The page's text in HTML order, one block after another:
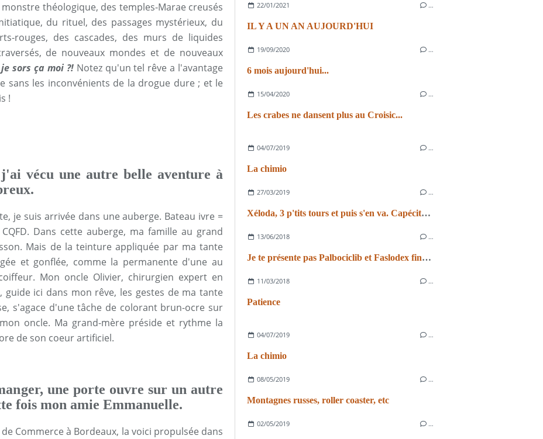
théologique, des temples-Marae creusés
du rituel, des passages mystérieux, du
rouges, des cascades, des murs de liquides
de nouveaux mondes et de nouveaux
sors ça moi ?!Notez qu'un tel rêve a l'avantage
sans les inconvénients de la drogue dure ; et le
!
vécu une autre belle aventure à
je suis arrivée dans une auberge. Bateau ivre =
Dans cette auberge, ma famille au grand
Mais de la teinture appliquée par ma tante
et gonflée, comme la permanente d'une au
Mon oncle Olivier, chirurgien expert en
guide ici dans mon rêve, les gestes de ma tante
s'agace d'une tâche de colorant brun-ocre sur
oncle. Ma grand-mère préside et rythme la
de son coeur artificiel.
une porte ouvre sur un autre
fois mon amie Emmanuelle.
Commerce à Bordeaux, la voici propulsée dans
22/01/2021 …
IL Y A UN AN AUJOURD'HUI
19/09/2020 …
6 mois aujourd'hui...
15/04/2020 …
Les crabes ne dansent plus au Croisic...
04/07/2019 …
La chimio
27/03/2019 …
Xéloda, 3 p'tits tours et puis s'en va. Capécitabine, 3 p'tits tours et se débine.
13/06/2018 …
Je te présente pas Palbociclib et Faslodex finalement
11/03/2018 …
Patience
04/07/2019 …
La chimio
08/05/2019 …
Montagnes russes, roller coaster, etc
02/05/2019 …